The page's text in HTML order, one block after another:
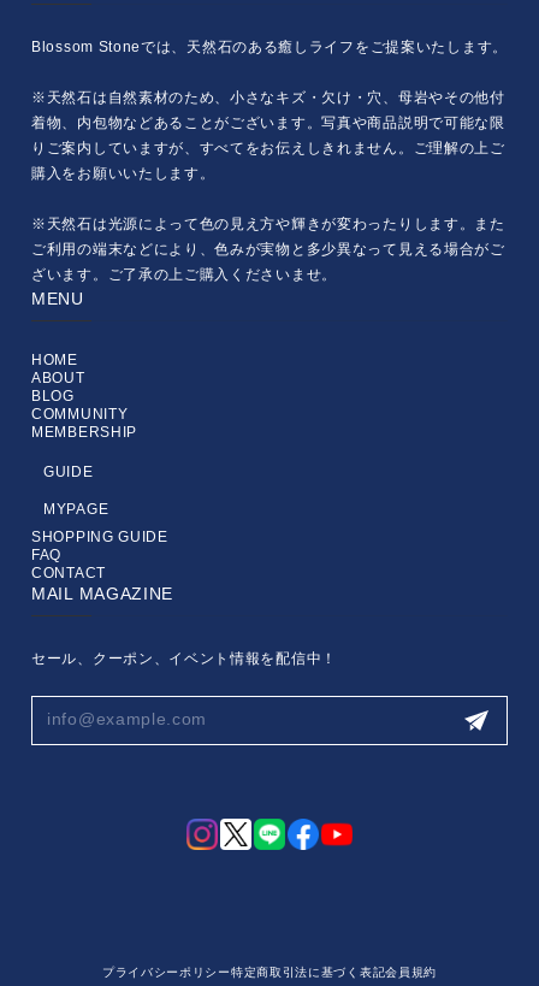
Blossom Stoneでは、天然石のある癒しライフをご提案いたします。
※天然石は自然素材のため、小さなキズ・欠け・穴、母岩やその他付
着物、内包物などあることがございます。写真や商品説明で可能な限
りご案内していますが、すべてをお伝えしきれません。ご理解の上ご
購入をお願いいたします。
※天然石は光源によって色の見え方や輝きが変わったりします。また
ご利用の端末などにより、色みが実物と多少異なって見える場合がご
ざいます。ご了承の上ご購入くださいませ。
MENU
HOME
ABOUT
BLOG
COMMUNITY
MEMBERSHIP
GUIDE
MYPAGE
SHOPPING GUIDE
FAQ
CONTACT
MAIL MAGAZINE
セール、クーポン、イベント情報を配信中！
プライバシーポリシー特定商取引法に基づく表記会員規約